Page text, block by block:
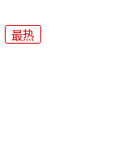
最热